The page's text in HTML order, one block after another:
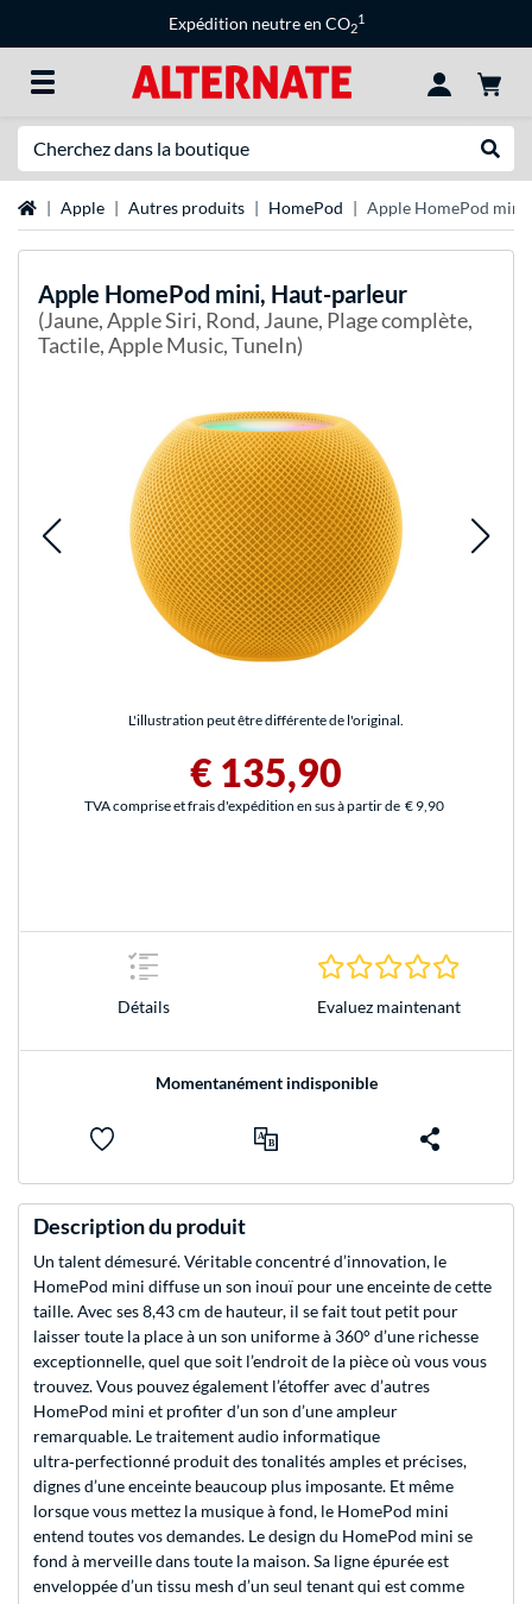
Expédition neutre en CO2
1
Page d'accueil
Apple Autres produits HomePod Apple HomePod
Apple HomePod mini, Haut-parleur
(Jaune, Apple Siri, Rond, Jaune, Plage complète,
Tactile, Apple Music, TuneIn)
L'illustration peut être différente de l'original.
€ 135,90
TVA comprise et frais d'expédition en sus à partir de € 9,90
Détails Evaluez maintenant
Momentanément indisponible
Description du produit
Un talent démesuré. Véritable concentré d’innovation, le
HomePod mini diffuse un son inouï pour une enceinte de cette
taille. Avec ses 8,43 cm de hauteur, il se fait tout petit pour
laisser toute la place à un son uniforme à 360° d’une richesse
exceptionnelle, quel que soit l’endroit de la pièce où vous vous
trouvez. Vous pouvez également l’étoffer avec d’autres
HomePod mini et profiter d’un son d’une ampleur
remarquable. Le traitement audio informatique
ultra‑perfectionné produit des tonalités amples et précises,
dignes d’une enceinte beaucoup plus imposante. Et même
lorsque vous mettez la musique à fond, le HomePod mini
entend toutes vos demandes. Le design du HomePod mini se
fond à merveille dans toute la maison. Sa ligne épurée est
enveloppée d’un tissu mesh d’un seul tenant qui est comme